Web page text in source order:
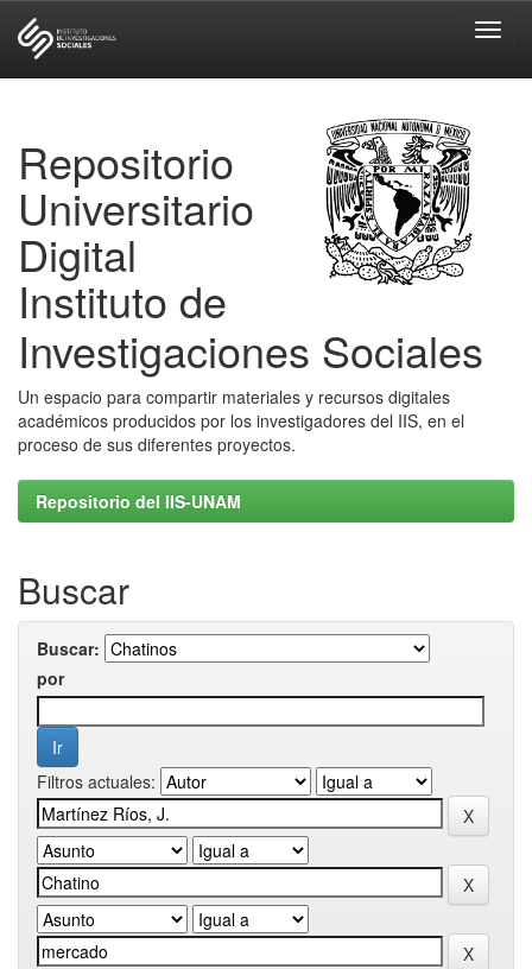
Repositorio
Universitario
Digital
Instituto de
Investigaciones Sociales
Un espacio para compartir materiales y recursos digitales
académicos producidos por los investigadores del IIS, en el
proceso de sus diferentes proyectos.
Repositorio del IIS-UNAM
Buscar
Buscar:
por
Filtros actuales: